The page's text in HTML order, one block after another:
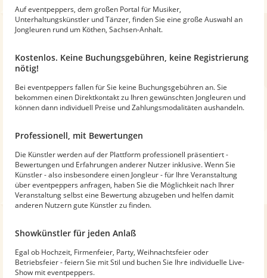
Auf eventpeppers, dem großen Portal für Musiker,
Unterhaltungskünstler und Tänzer, finden Sie eine große Auswahl an
Jongleuren rund um Köthen, Sachsen-Anhalt.
Kostenlos. Keine Buchungsgebühren, keine Registrierung
nötig!
Bei eventpeppers fallen für Sie keine Buchungsgebühren an. Sie
bekommen einen Direktkontakt zu Ihren gewünschten Jongleuren und
können dann individuell Preise und Zahlungsmodalitäten aushandeln.
Professionell, mit Bewertungen
Die Künstler werden auf der Plattform professionell präsentiert -
Bewertungen und Erfahrungen anderer Nutzer inklusive. Wenn Sie
Künstler - also insbesondere einen Jongleur - für Ihre Veranstaltung
über eventpeppers anfragen, haben Sie die Möglichkeit nach Ihrer
Veranstaltung selbst eine Bewertung abzugeben und helfen damit
anderen Nutzern gute Künstler zu finden.
Showkünstler für jeden Anlaß
Egal ob Hochzeit, Firmenfeier, Party, Weihnachtsfeier oder
Betriebsfeier - feiern Sie mit Stil und buchen Sie Ihre individuelle Live-
Show mit eventpeppers.